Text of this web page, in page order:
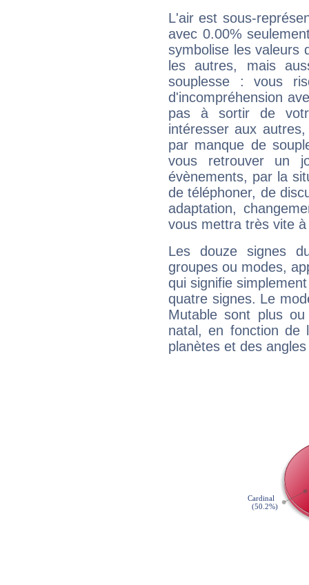
L'air est sous-
avec 0.00%
symbolise les valeurs
les autres, mais
souplesse : vous
d'incompréhension
pas à sortir de
intéresser aux
par manque de
vous retrouver un
évènements, par la
de téléphoner, de
adaptation,
vous mettra très vite
Les douze signes
groupes ou modes,
qui signifie
quatre signes. Le
Mutable sont plus
natal, en fonction de
planètes et des